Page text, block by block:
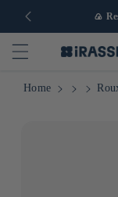
Europe 🍙
Home